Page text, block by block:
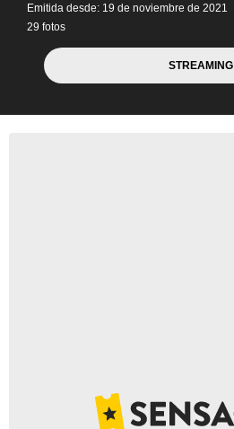
Emitida desde: 19 de noviembre de 2021
29 fotos
STREAMING